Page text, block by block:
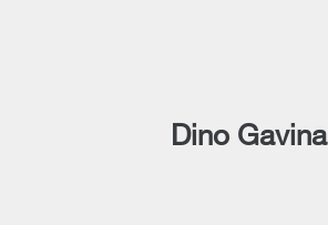
Dino Gavina